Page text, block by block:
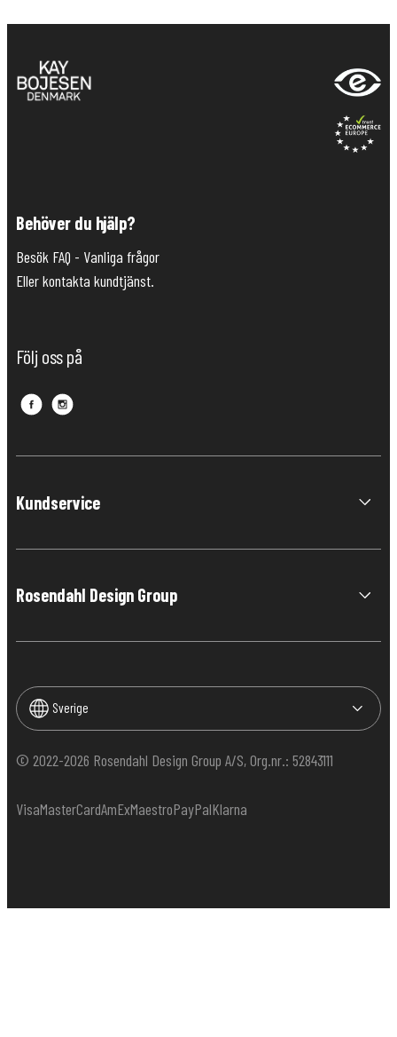
Behöver du hjälp?
Besök FAQ - Vanliga frågor
Eller kontakta kundtjänst.
Följ oss på
Kundservice
Rosendahl Design Group
© 2022-2026 Rosendahl Design Group A/S, Org.nr.: 52843111
VisaMasterCardAmExMaestroPayPalKlarna
Sverige